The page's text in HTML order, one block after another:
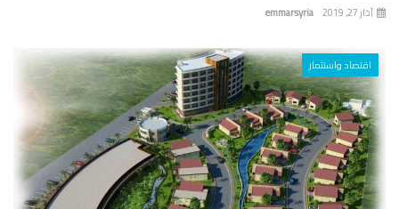
emmarsyria 27, 2019
اقتصاد واستثمار